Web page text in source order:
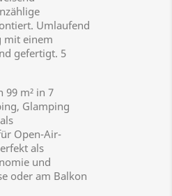
Umlaufend
mit einem
gefertigt. 5
99 m² in 7
Glamping
Open-Air-
als
und
oder am Balkon